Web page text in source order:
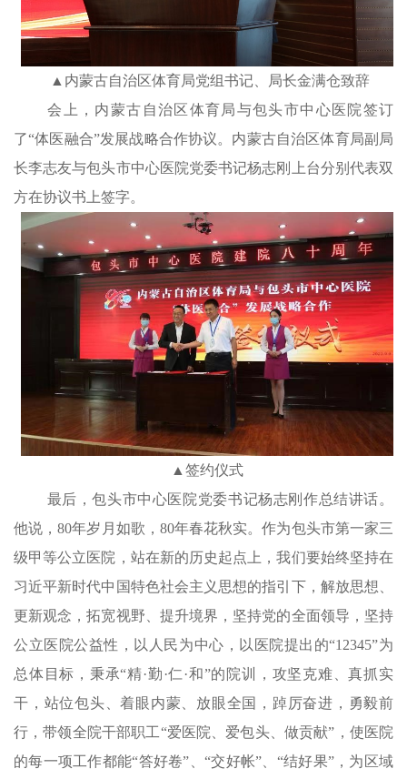
▲内蒙古自治区体育局党组书记、局长金满仓致辞
会
上， 内蒙古自治区体育局与包头市中心医院签订
了“体医融合”发展战略合作协议。内蒙古自治区体育局副局
长李志友与包头市中心医院党委书记杨志刚上台分别代表双
方在协议书上签字。
▲签约仪式
最后，包头市中心医院党委书记杨志刚作总结讲话。
他说 ，80年岁月如歌，80年春花秋实。作为包头市第一家三
级甲等公立医院，站在新的历史起点上，我们要始终坚持在
习近平新时代中国特色社会主义思想的指引下，解放思想、
更新观念，拓宽视野、提升境界，坚持党的全面领导，坚持
公立医院公益性，以人民为中心，以医院提出的“12345”为
总体目标，秉承“精·勤·仁·和”的院训，攻坚克难、真抓实
干，站位包头、着眼内蒙、放眼全国，踔厉奋进，勇毅前
行，带领全院干部职工“爱医院、爱包头、做贡献”，使医院
的每一项工作都能“答好卷”、“交好帐”、“结好果”，为区域